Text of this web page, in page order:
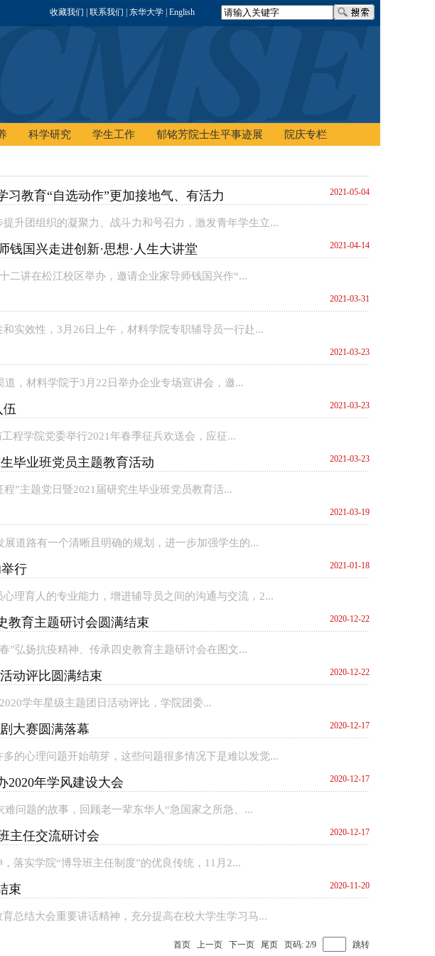
收藏我们 | 联系我们 | 东华大学 | English
科学研究 学生工作 郁铭芳院士生平事迹展 院庆专栏
教育“自选动作”更加接地气、有活力 2021-05-04
升团组织的凝聚力、战斗力和号召力，激发青年学生立...
国兴走进创新·思想·人生大讲堂 2021-04-14
二讲在松江校区举办，邀请企业家导师钱国兴作“...
2021-03-31
实效性，3月26日上午，材料学院专职辅导员一行赴...
2021-03-23
，材料学院于3月22日举办企业专场宣讲会，邀...
伍 2021-03-23
程学院党委举行2021年春季征兵欢送会，应征...
毕业班党员主题教育活动 2021-03-23
”主题党日暨2021届研究生毕业班党员教育活...
2021-03-19
道路有一个清晰且明确的规划，进一步加强学生的...
行 2021-01-18
理育人的专业能力，增进辅导员之间的沟通与交流，2...
教育主题研讨会圆满结束 2020-12-22
”弘扬抗疫精神、传承四史教育主题研讨会在图文...
动评比圆满结束 2020-12-22
学年星级主题团日活动评比，学院团委...
大赛圆满落幕 2020-12-17
的心理问题开始萌芽，这些问题很多情况下是难以发觉...
2020年学风建设大会 2020-12-17
问题的故事，回顾老一辈东华人“急国家之所急、...
主任交流研讨会 2020-12-17
落实学院“博导班主任制度”的优良传统，11月2...
束 2020-11-20
总结大会重要讲话精神，充分提高在校大学生学习马...
首页 上一页 下一页 尾页 页码: 2/9 跳转